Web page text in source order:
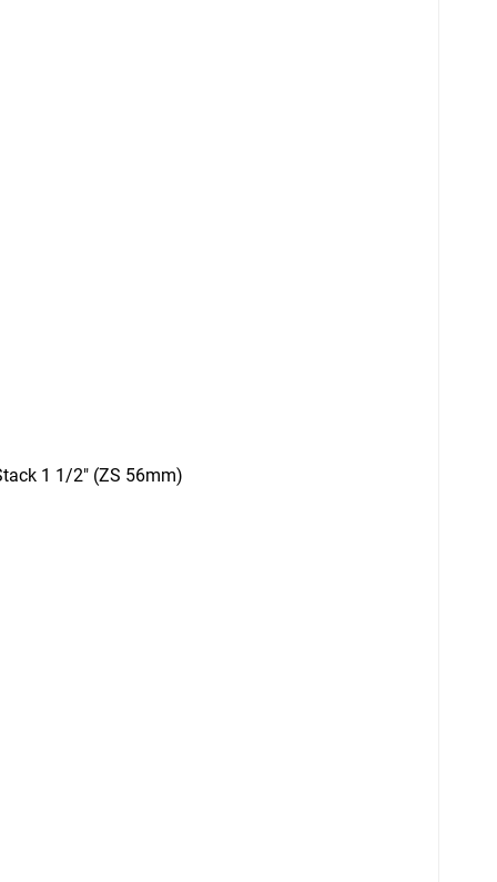
1 1/2" (ZS 56mm)